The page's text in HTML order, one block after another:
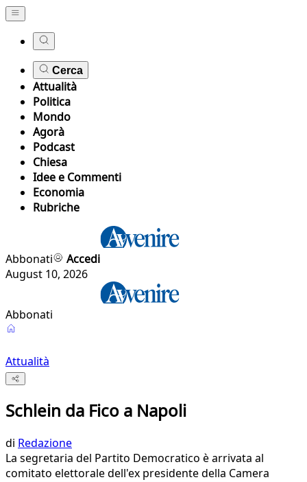
Cerca
Attualità
Politica
Mondo
Agorà
Podcast
Chiesa
Idee e Commenti
Economia
Rubriche
Abbonati
Accedi
August 10, 2026
Abbonati
Attualità
Schlein da Fico a Napoli
di Redazione
La segretaria del Partito Democratico è arrivata al
comitato elettorale dell'ex presidente della Camera